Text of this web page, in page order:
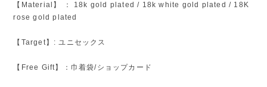
【Material】 ： 18k gold plated / 18k white gold plated / 18K
rose gold plated
【Target】: ユニセックス
【Free Gift】：巾着袋/ショップカード